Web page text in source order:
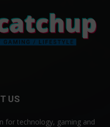
US
for technology, gaming and